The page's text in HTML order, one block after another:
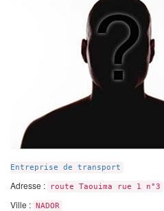
Entreprise de transport
Adresse : route Taouima rue 1 n°3
Ville : NADOR